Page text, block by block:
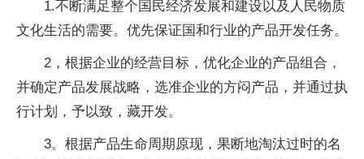
1.不断满足整个国民经济发展和建设以及人民物质
文化生活的需要。优先保证国和行业的产品开发任务。
2，根据企业的经营目标，优化企业的产品组合，
并确定产品发展战略，选准企业的方闷产品，并通过执
行计划，予以致，藏开发。
3。根据产品生命周期原现，果断地淘汰过时的名